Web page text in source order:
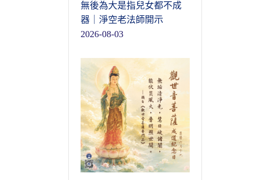
無後為大是指兒女都不成
器｜淨空老法師開示
2026-08-03